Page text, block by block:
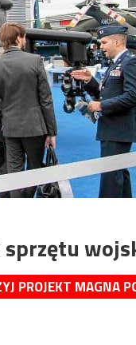
PROJEKT MAGNA